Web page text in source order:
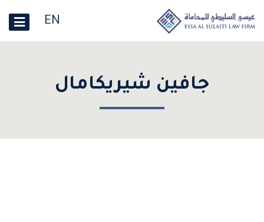
EN
جافين شيريكامال